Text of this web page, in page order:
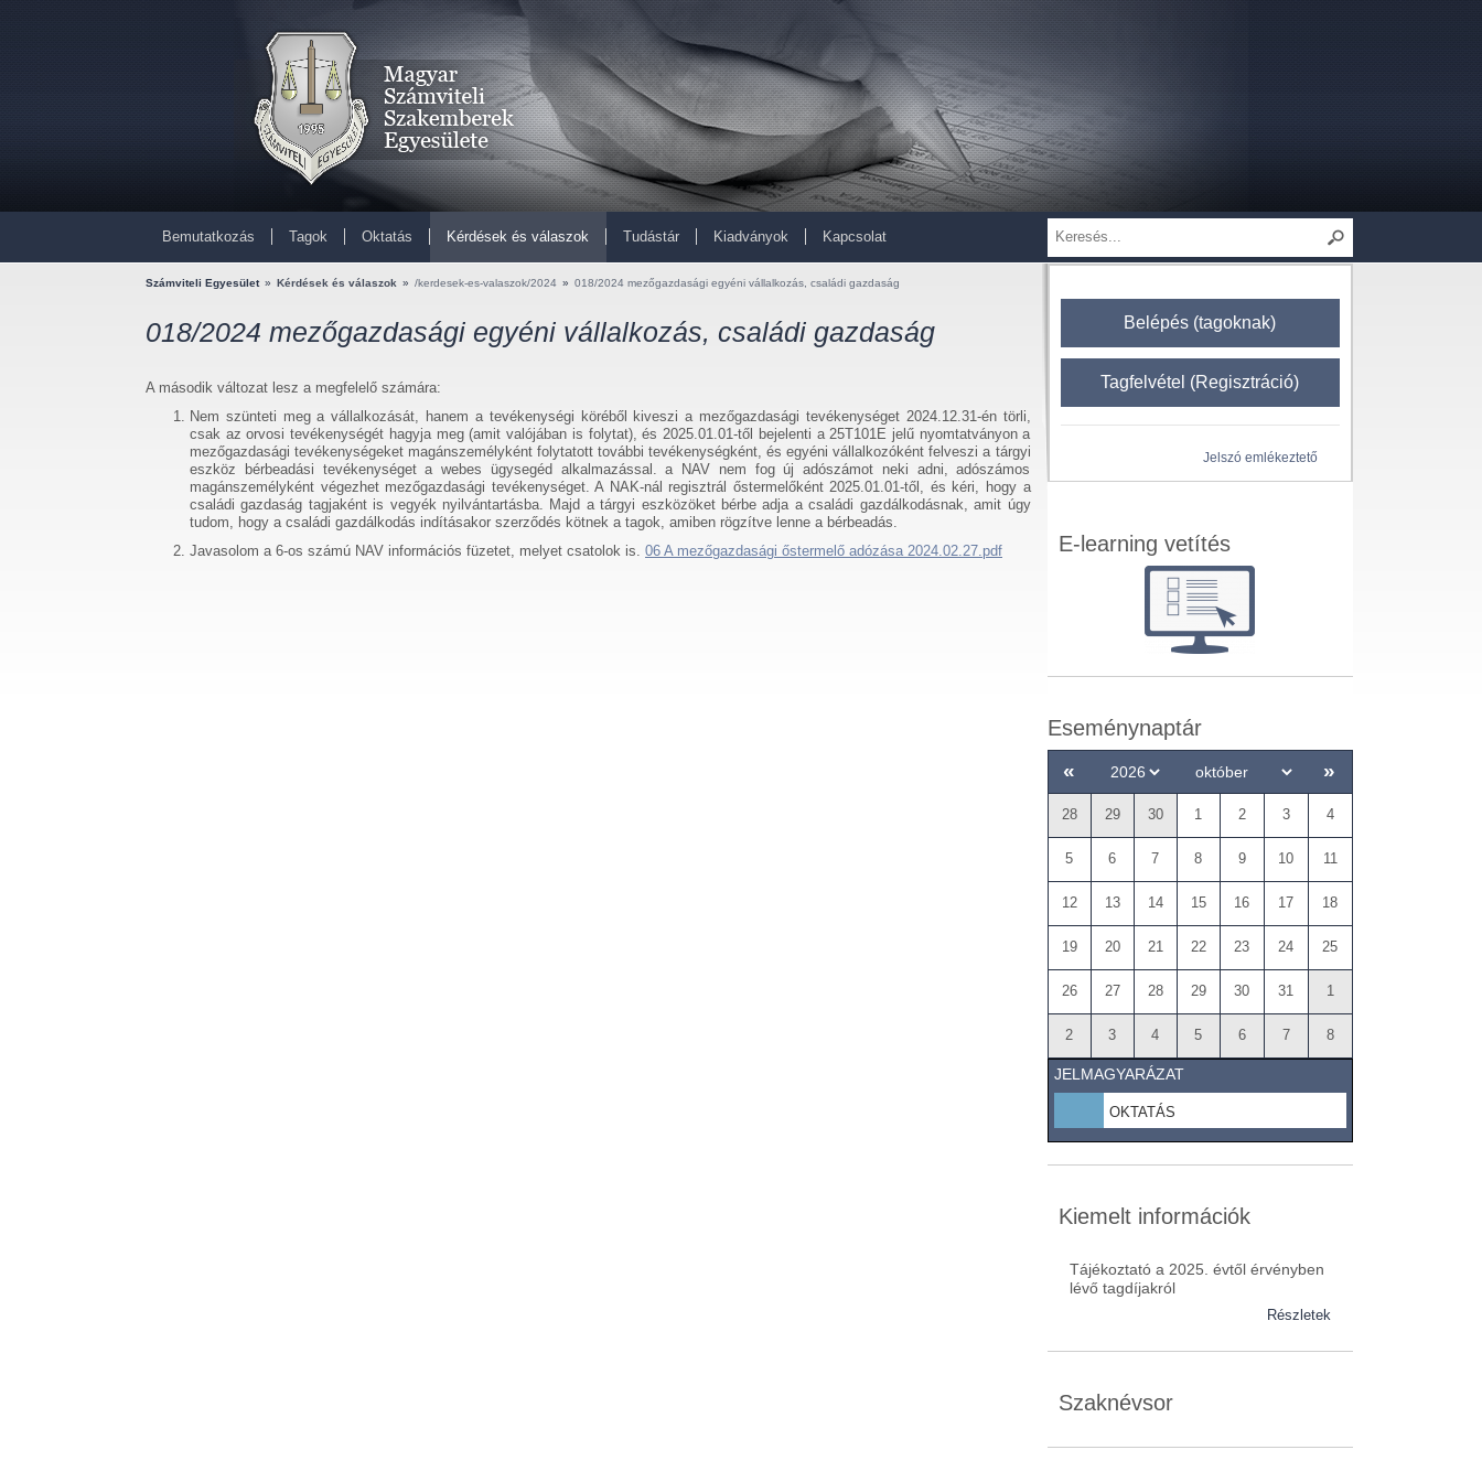
Bemutatkozás Tagok Oktatás Kérdések és válaszok Tudástár Kiadványok Kapcsolat
Számviteli Egyesület » Kérdések és válaszok » /kerdesek-es-valaszok/2024 » 018/2024 mezőgazdasági egyéni vállalkozás, családi gazdaság
018/2024 mezőgazdasági egyéni vállalkozás, családi gazdaság
A második változat lesz a megfelelő számára:
Nem szünteti meg a vállalkozását, hanem a tevékenységi köréből kiveszi a mezőgazdasági tevékenységet 2024.12.31-én törli,
csak az orvosi tevékenységét hagyja meg (amit valójában is folytat), és 2025.01.01-től bejelenti a 25T101E jelű nyomtatványon a
mezőgazdasági tevékenységeket magánszemélyként folytatott további tevékenységként, és egyéni vállalkozóként felveszi a tárgyi
eszköz bérbeadási tevékenységet a webes ügysegéd alkalmazással. a NAV nem fog új adószámot neki adni, adószámos
magánszemélyként végezhet mezőgazdasági tevékenységet. A NAK-nál regisztrál őstermelőként 2025.01.01-től, és kéri, hogy a
családi gazdaság tagjaként is vegyék nyilvántartásba. Majd a tárgyi eszközöket bérbe adja a családi gazdálkodásnak, amit úgy
tudom, hogy a családi gazdálkodás indításakor szerződés kötnek a tagok, amiben rögzítve lenne a bérbeadás.
Javasolom a 6-os számú NAV információs füzetet, melyet csatolok is. 06 A mezőgazdasági őstermelő adózása 2024.02.27.pdf
Belépés (tagoknak)
Tagfelvétel (Regisztráció)
Jelszó emlékeztető
E-learning vetítés
Eseménynaptár
« »
28 29 30 1 2 3 4
5 6 7 8 9 10 11
12 13 14 15 16 17 18
19 20 21 22 23 24 25
26 27 28 29 30 31 1
2 3 4 5 6 7 8
JELMAGYARÁZAT
OKTATÁS
Kiemelt információk
Tájékoztató a 2025. évtől érvényben
lévő tagdíjakról
Részletek
Szaknévsor